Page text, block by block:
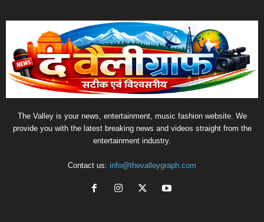
The Valley is your news, entertainment, music fashion website. We
provide you with the latest breaking news and videos straight from the
entertainment industry.
Contact us: info@thevalleygraph.com